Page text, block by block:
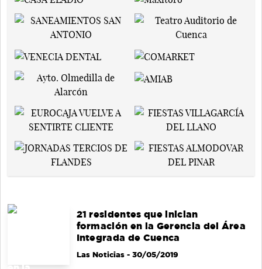
21 residentes que inician
formación en la Gerencia del Área
Integrada de Cuenca
Las Noticias- 30/05/2019